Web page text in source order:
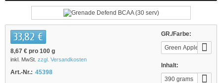
GR./Farbe:
Green Apple
Inhalt:
390 grams
33,82 €
8,67 € pro 100 g
inkl. MwSt. zzgl. Versandkosten
Art.-Nr.: 45398